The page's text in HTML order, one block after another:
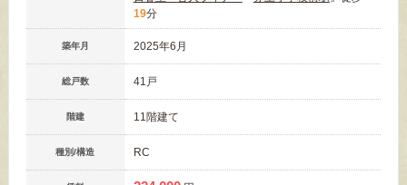
19分
築年月 2025年6月
総戸数 41戸
階建 11階建て
種別/構造 RC